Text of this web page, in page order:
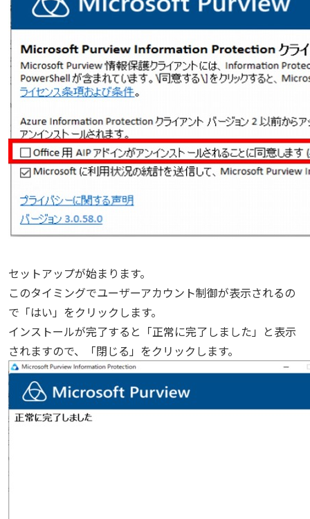
セットアップが始まります。
このタイミングでユーザーアカウント制御が表示されるの
で「はい」をクリックします。
インストールが完了すると「正常に完了しました」と表示
されますので、「閉じる」をクリックします。